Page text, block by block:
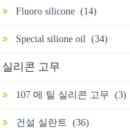
Fluoro silicone (14)
Special silione oil (34)
실리콘 고무
107 메 틸 실리콘 고무 (3)
건설 실란트 (36)